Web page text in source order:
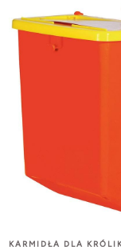
KARMIDŁA DLA